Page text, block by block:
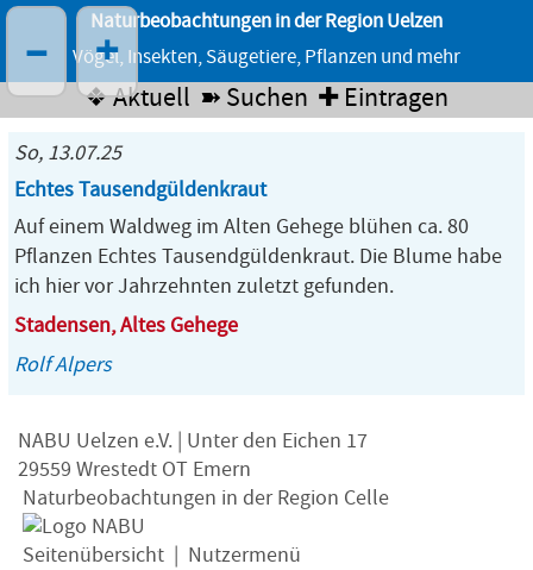
Naturbeobachtungen in der Region Uelzen
Vögel, Insekten, Säugetiere, Pflanzen und mehr
❖ Aktuell ➽ Suchen ✚ Eintragen
So, 13.07.25
Echtes Tausendgüldenkraut
Auf einem Waldweg im Alten Gehege blühen ca. 80
Pflanzen Echtes Tausendgüldenkraut. Die Blume habe
ich hier vor Jahrzehnten zuletzt gefunden.
Stadensen, Altes Gehege
Rolf Alpers
NABU Uelzen e.V. | Unter den Eichen 17
29559 Wrestedt OT Emern
Naturbeobachtungen in der Region Celle
Seitenübersicht
Nutzermenü
– +